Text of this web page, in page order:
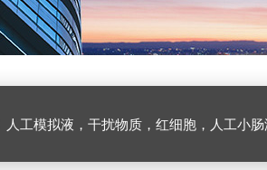
人工模拟液，干扰物质，红细胞，人工小